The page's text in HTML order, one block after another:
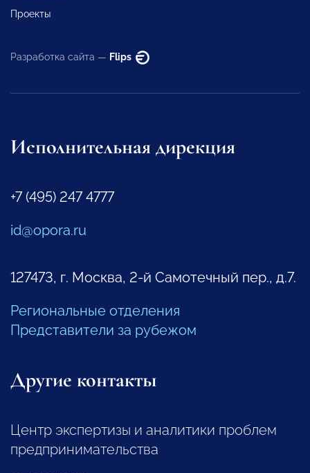
Проекты
Разработка сайта — Flips
Исполнительная дирекция
+7 (495) 247 4777
id@opora.ru
127473, г. Москва, 2-й Самотечный пер., д.7.
Региональные отделения
Представители за рубежом
Другие контакты
Центр экспертизы и аналитики проблем
предпринимательства